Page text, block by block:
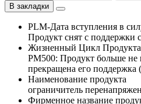
В закладки
PLM-Дата вступления в
Продукт снят с поддержки
Жизненный Цикл
PM500: Продукт больше не
прекращена его поддержка
Наименование продукта
ограничитель
Фирменное название